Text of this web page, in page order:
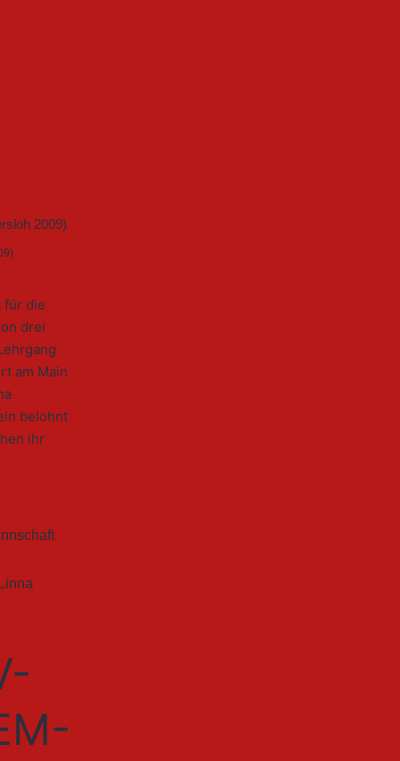
für die
drei
am Main
belohnt
ihr